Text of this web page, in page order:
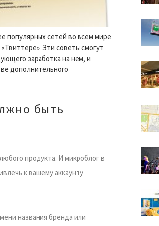
популярных сетей во всем мире
Эти советы смогут
заработка на нем, и
дополнительного
быть
продукта. И микроблог в
к вашему аккаунту
названия бренда или